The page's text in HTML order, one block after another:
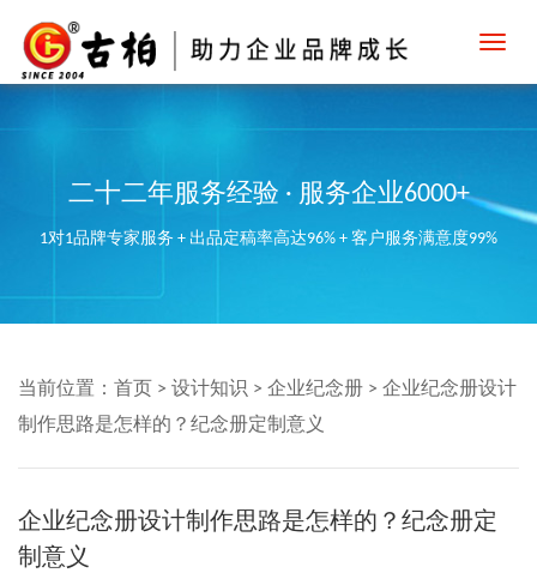
二十二年服务经验 · 服务企业6000+
1对1品牌专家服务 + 出品定稿率高达96% + 客户服务满意度99%
当前位置： 首页 > 设计知识 > 企业纪念册 > 企业纪念册设计
制作思路是怎样的？纪念册定制意义
企业纪念册设计制作思路是怎样的？纪念册定
制意义